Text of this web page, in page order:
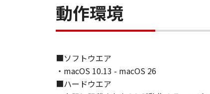
動作環境
■ソフトウエア
・macOS 10.13 - macOS 26
■ハードウエア